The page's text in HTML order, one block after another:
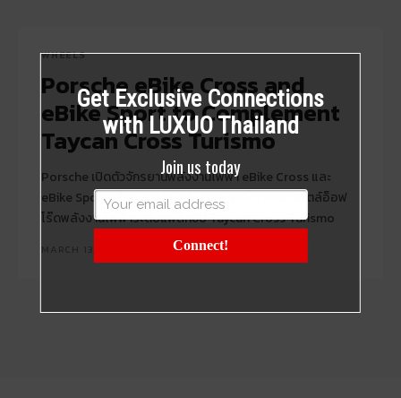
WHEELS
Porsche eBike Cross and
eBike Sport to Complement
Taycan Cross Turismo
Porsche เปิดตัวจักรยานพลังงานไฟฟ้า eBike Cross และ
eBike Sport เพื่อเป็นอุปกรณ์เสริมสำหรับรถยนต์สไตล์อ็อฟ
โร๊ดพลังงานไฟฟ้าระดับแฟล็กชิป Taycan Cross Turismo
Get Exclusive Connections
with LUXUO Thailand
Join us today
Connect!